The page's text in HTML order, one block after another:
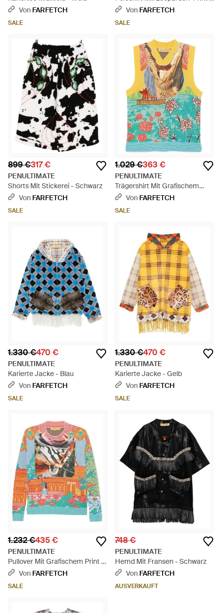
Von FARFETCH
SALE
WeißVon FARFETCH
SALE
899 €317 €
PENULTIMATE
Shorts Mit Stickerei - Schwarz
Von FARFETCH
SALE
1.029 €363 €
PENULTIMATE
Trägershirt Mit Grafischem
Print - Grau
Von FARFETCH
SALE
1.330 €470 €
PENULTIMATE
Karierte Jacke - Blau
Von FARFETCH
SALE
1.330 €470 €
PENULTIMATE
Karierte Jacke - Gelb
Von FARFETCH
SALE
1.232 €435 €
PENULTIMATE
Pullover Mit Grafischem Print -
BlauVon FARFETCH
SALE
748 €
PENULTIMATE
Hemd Mit Fransen - Schwarz
Von FARFETCH
AUSVERKAUFT